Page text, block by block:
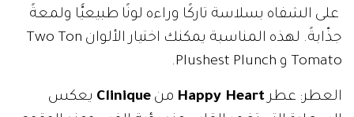
على الشفاه بسلاسة تاركًا وراءه لونًا طبيعيًّا ولمعةً
جذّابةً. لهذه المناسبة يمكنك اختيار الألوان Two Ton
Tomato و Plushest Plunch.
العطر: عطر Happy Heart من Clinique يعكس